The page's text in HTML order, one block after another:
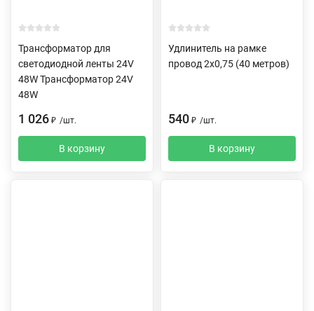
Трансформатор для
светодиодной ленты 24V
48W Трансформатор 24V
48W
1 026 ₽ /шт.
В корзину
Удлинитель на рамке
провод 2х0,75 (40 метров)
540 ₽ /шт.
В корзину